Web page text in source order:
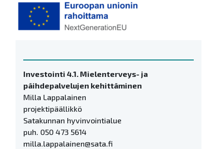
Investointi 4.1. Mielenterveys- ja
päihdepalvelujen kehittäminen
Milla Lappalainen
projektipäällikkö
Satakunnan hyvinvointialue
puh. 050 473 5614
milla.lappalainen@sata.fi